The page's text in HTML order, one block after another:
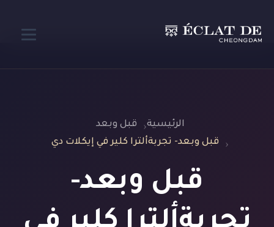
الرئيسية
قبل وبعد
قبل وبعد- تجربةألترا كلير في إيكلات دي
قبل وبعد-